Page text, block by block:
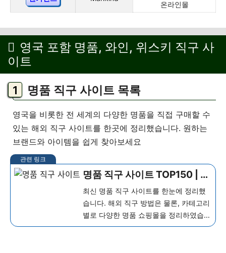
온라인몰
영국 포함 명품, 와인, 위스키 직구 사
이트
명품 직구 사이트 목록
영국을 비롯한 전 세계의 다양한 명품을 직접 구매할 수
있는 해외 직구 사이트를 한곳에 정리했습니다. 원하는
브랜드와 아이템을 쉽게 찾아보세요
명품 직구 사이트 TOP150 | 해
외 쇼핑몰 구매방법
최신 명품 직구 사이트를 한눈에 정리했
습니다. 해외 직구 방법은 물론, 카테고리
별로 다양한 명품 쇼핑몰을 정리하였습
니다. 이 글을 참고하여 만족스러운 명품